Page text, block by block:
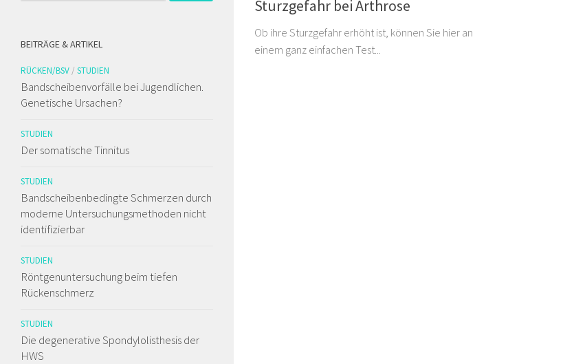
Sturzgefahr bei Arthrose
Ob ihre Sturzgefahr erhöht ist, können Sie hier an
einem ganz einfachen Test...
BEITRÄGE & ARTIKEL
RÜCKEN/BSV / STUDIEN
Bandscheibenvorfälle bei Jugendlichen.
Genetische Ursachen?
STUDIEN
Der somatische Tinnitus
STUDIEN
Bandscheibenbedingte Schmerzen durch
moderne Untersuchungsmethoden nicht
identifizierbar
STUDIEN
Röntgenuntersuchung beim tiefen
Rückenschmerz
STUDIEN
Die degenerative Spondylolisthesis der
HWS